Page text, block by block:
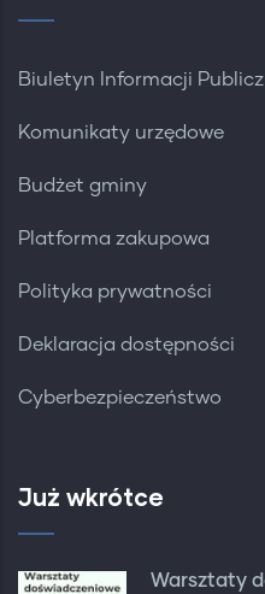
Biuletyn Informacji
Komunikaty urzędowe
Budżet gminy
Platforma zakupowa
Polityka prywatności
Deklaracja dostępności
Cyberbezpieczeństwo
Już wkrótce
Warsztaty